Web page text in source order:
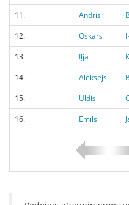
11.
Andris
12.
Oskars
13.
Iļja
14.
Aleksejs
15.
Uldis
16.
Emīls